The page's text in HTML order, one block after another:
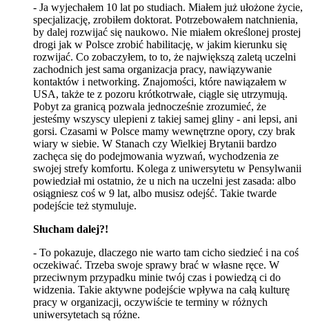
- Ja wyjechałem 10 lat po studiach. Miałem już ułożone życie,
specjalizację, zrobiłem doktorat. Potrzebowałem natchnienia,
by dalej rozwijać się naukowo. Nie miałem określonej prostej
drogi jak w Polsce zrobić habilitację, w jakim kierunku się
rozwijać. Co zobaczyłem, to to, że największą zaletą uczelni
zachodnich jest sama organizacja pracy, nawiązywanie
kontaktów i networking. Znajomości, które nawiązałem w
USA, także te z pozoru krótkotrwałe, ciągle się utrzymują.
Pobyt za granicą pozwala jednocześnie zrozumieć, że
jesteśmy wszyscy ulepieni z takiej samej gliny - ani lepsi, ani
gorsi. Czasami w Polsce mamy wewnętrzne opory, czy brak
wiary w siebie. W Stanach czy Wielkiej Brytanii bardzo
zachęca się do podejmowania wyzwań, wychodzenia ze
swojej strefy komfortu. Kolega z uniwersytetu w Pensylwanii
powiedział mi ostatnio, że u nich na uczelni jest zasada: albo
osiągniesz coś w 9 lat, albo musisz odejść. Takie twarde
podejście też stymuluje.
Słucham dalej?!
- To pokazuje, dlaczego nie warto tam cicho siedzieć i na coś
oczekiwać. Trzeba swoje sprawy brać w własne ręce. W
przeciwnym przypadku minie twój czas i powiedzą ci do
widzenia. Takie aktywne podejście wpływa na całą kulturę
pracy w organizacji, oczywiście te terminy w różnych
uniwersytetach są różne.